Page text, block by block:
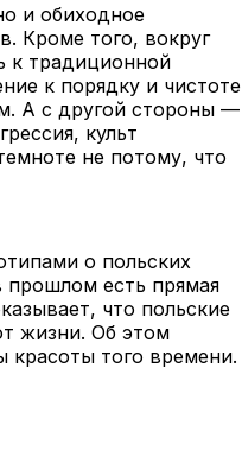
и обиходное
Кроме того, вокруг
к традиционной
к порядку и чистоте
А с другой стороны —
культ
не потому, что
о польских
прошлом есть прямая
что польские
жизни. Об этом
красоты того времени.